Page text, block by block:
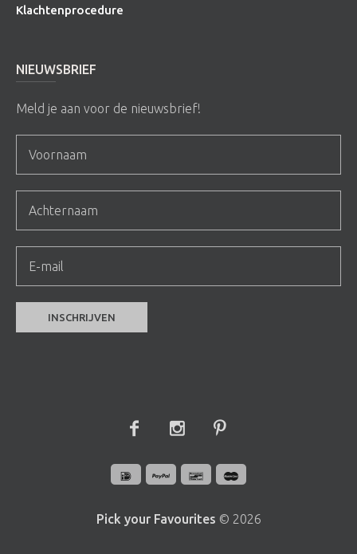
Klachtenprocedure
NIEUWSBRIEF
Meld je aan voor de nieuwsbrief!
Pick your Favourites © 2026